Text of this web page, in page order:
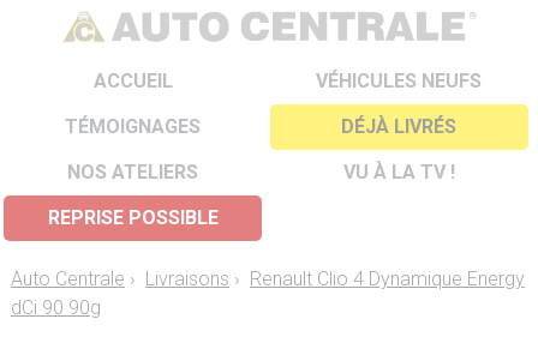
ACCUEIL
VÉHICULES NEUFS
TÉMOIGNAGES
DÉJÀ LIVRÉS
NOS ATELIERS
VU À LA TV !
REPRISE POSSIBLE
Auto Centrale › Livraisons › Renault Clio 4 Dynamique Energy
dCi 90 90g